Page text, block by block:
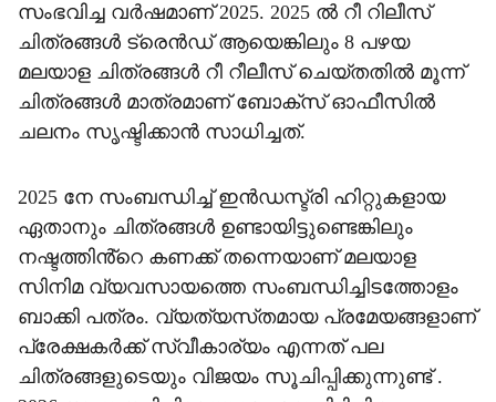
സംഭവിച്ച വർഷമാണ് 2025. 2025 ൽ റീ റിലീസ്
ചിത്രങ്ങൾ ട്രെൻഡ് ആയെങ്കിലും 8 പഴയ
മലയാള ചിത്രങ്ങൾ റീ റീലീസ് ചെയ്‌തതിൽ മൂന്ന്
ചിത്രങ്ങൾ മാത്രമാണ് ബോക്‌സ് ഓഫീസിൽ
ചലനം സൃഷ്ടിക്കാൻ സാധിച്ചത്.
2025 നേ സംബന്ധിച്ച് ഇൻഡസ്ട്രി ഹിറ്റുകളായ
ഏതാനും ചിത്രങ്ങൾ ഉണ്ടായിട്ടുണ്ടെങ്കിലും
നഷ്ടത്തിൻ്റെ കണക്ക് തന്നെയാണ് മലയാള
സിനിമ വ്യവസായത്തെ സംബന്ധിച്ചിടത്തോളം
ബാക്കി പത്രം. വ്യത്യസ്‌തമായ പ്രമേയങ്ങളാണ്
പ്രേക്ഷകർക്ക് സ്വീകാര്യം എന്നത് പല
ചിത്രങ്ങളുടെയും വിജയം സൂചിപ്പിക്കുന്നുണ്ട് .